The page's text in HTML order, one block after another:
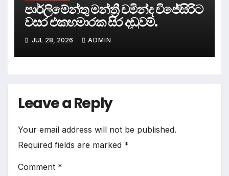
පාර්ලිමේන්තු මන්ත්‍රී චමින්ද විජේසිරිට
වසර එකහමාරක සිර දඬුවම්.
JUL 28, 2026 ADMIN
Leave a Reply
Your email address will not be published.
Required fields are marked *
Comment *